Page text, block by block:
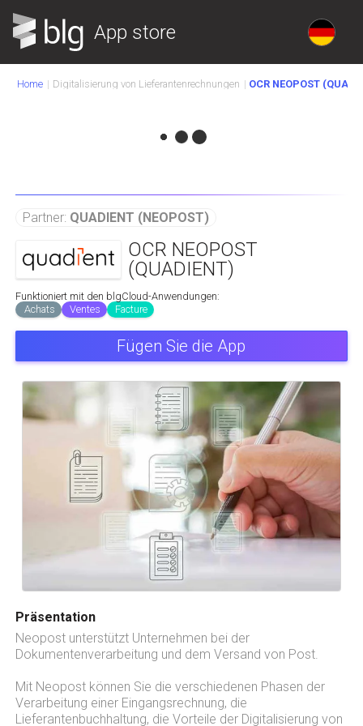
App store
Home Digitalisierung von Lieferantenrechnungen OCR NEOPOST
Partner: QUADIENT (NEOPOST)
OCR NEOPOST
(QUADIENT)
Funktioniert mit den blgCloud-Anwendungen:
Achats
Ventes Facture
Fügen Sie die App
Präsentation
Neopost unterstützt Unternehmen bei der
Dokumentenverarbeitung und dem Versand von Post.
Mit Neopost können Sie die verschiedenen Phasen der
Verarbeitung einer Eingangsrechnung, die
Lieferantenbuchhaltung, die Vorteile der Digitalisierung von